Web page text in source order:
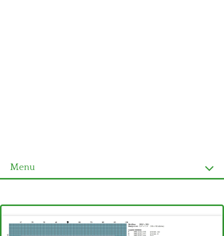
Menu
Ultimi schemi
Alfabeto